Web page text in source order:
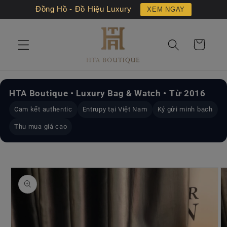
Đồng Hồ - Đồ Hiệu Luxury XEM NGAY
đến nội
Giỏ
hàng
HTA Boutique • Luxury Bag & Watch • Từ 2016
Cam kết authentic Entrupy tại Việt Nam Ký gửi minh bạch
Thu mua giá cao
đến
thông
tin sản